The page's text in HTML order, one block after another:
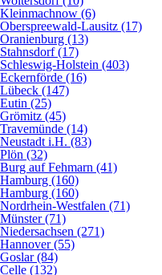
Kleinmachnow (6)
Oberspreewald-Lausitz (17)
Oranienburg (13)
Stahnsdorf (17)
Schleswig-Holstein (403)
Eckernförde (16)
Lübeck (147)
Eutin (25)
Grömitz (45)
Travemünde (14)
Neustadt i.H. (83)
Plön (32)
Burg auf Fehmarn (41)
Hamburg (160)
Hamburg (160)
Nordrhein-Westfalen (71)
Münster (71)
Niedersachsen (271)
Hannover (55)
Goslar (84)
Celle (132)